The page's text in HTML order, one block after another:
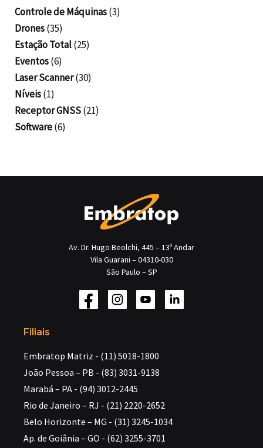
Controle de Máquinas(3)
Drones(35)
Estação Total(25)
Eventos(6)
Laser Scanner(30)
Níveis(1)
Receptor GNSS(21)
Software(6)
Av. Dr. Hugo Beolchi, 445 – 13º Andar
Vila Guarani – 04310-030
São Paulo – SP
Filiais
Embratop Matriz - (11) 5018-1800
João Pessoa – PB - (83) 3031-9138
Marabá – PA - (94) 3012-2445
Rio de Janeiro – RJ - (21) 2220-2652
Belo Horizonte – MG - (31) 3245-1034
Ap. de Goiânia – GO - (62) 3255-3701